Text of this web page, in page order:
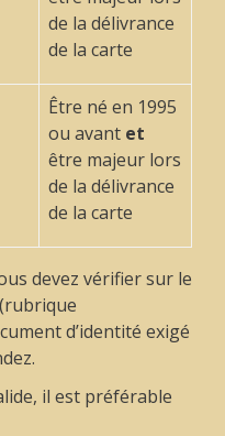
de la délivrance
de la carte
Être né en 1995
ou avant et
être majeur lors
de la délivrance
de la carte
devez vérifier sur le
(rubrique
d’identité exigé
il est préférable